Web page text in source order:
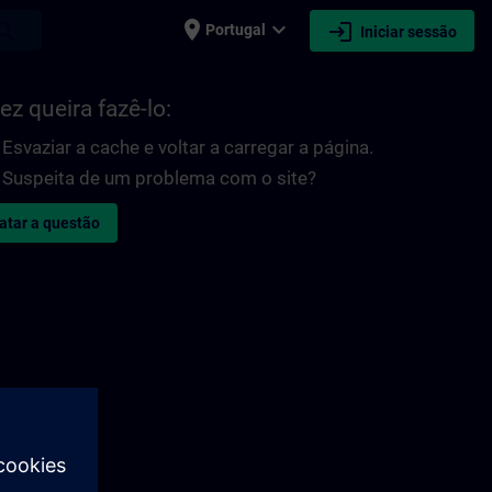
place Portugal expand_more login Iniciar sessão
queira fazê-lo:
Esvaziar a cache e voltar a carregar a página.
Suspeita de um problema com o site?
a questão